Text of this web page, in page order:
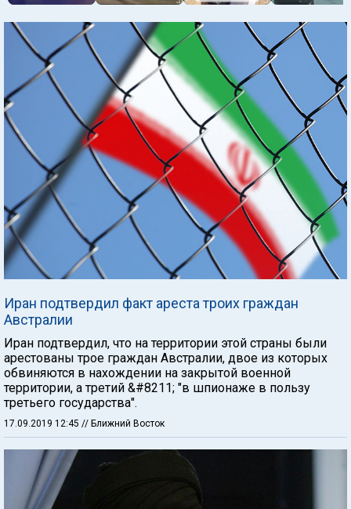
Иран подтвердил факт ареста троих граждан
Австралии
Иран подтвердил, что на территории этой страны были
арестованы трое граждан Австралии, двое из которых
обвиняются в нахождении на закрытой военной
территории, а третий &#8211; "в шпионаже в пользу
третьего государства".
17.09.2019 12:45 // Ближний Восток